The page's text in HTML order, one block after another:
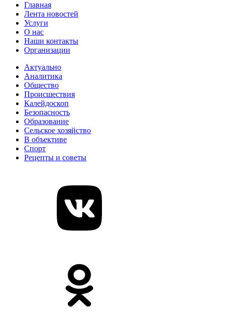
Главная
Лента новостей
Услуги
О нас
Наши контакты
Организации
Актуально
Аналитика
Общество
Происшествия
Калейдоскоп
Безопасность
Образование
Сельское хозяйство
В объективе
Спорт
Рецепты и советы